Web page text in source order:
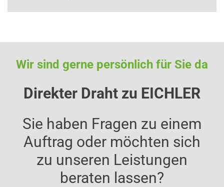
Wir sind gerne persönlich für Sie da
Direkter Draht zu EICHLER
Sie haben Fragen zu einem
Auftrag oder möchten sich
zu unseren Leistungen
beraten lassen?